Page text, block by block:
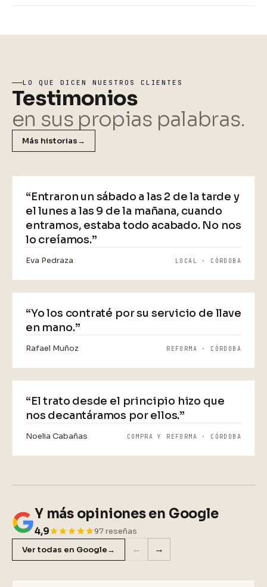
LO QUE DICEN NUESTROS CLIENTES
Testimonios
en sus propias palabras.
Más historias→
“Entraron un sábado a las 2 de la tarde y
el lunes a las 9 de la mañana, cuando
entramos, estaba todo acabado. No nos
lo creíamos.”
Eva Pedraza LOCAL · CÓRDOBA
VIDEO
“Yo los contraté por su servicio de llave
en mano.”
Rafael Muñoz REFORMA · CÓRDOBA
VIDEO
“El trato desde el principio hizo que
nos decantáramos por ellos.”
Noelia Cabañas COMPRA Y REFORMA · CÓRDOBA
Y más opiniones en Google
4,9
97 reseñas
Ver todas en Google→ ← →